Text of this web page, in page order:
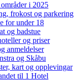
i 2025
frokost og parkering
for under 18
og badstue
og priser
anmeldelser
og Skåbu
kart og opplevingar
til 1 Hotel